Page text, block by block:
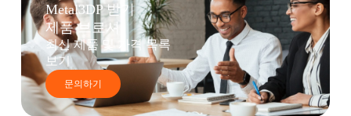
Metal3DP 받기
제품 브로셔
최신 제품 및 가격 목록
보기
문의하기